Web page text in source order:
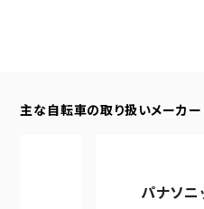
主な自転車の取り扱いメーカー
パナソニック